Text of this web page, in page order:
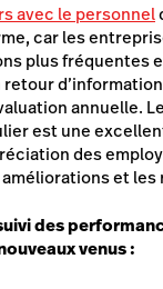
avec le personnel
car les
plus fréquentes
annuelle.
est une
des
et les
des
venus :